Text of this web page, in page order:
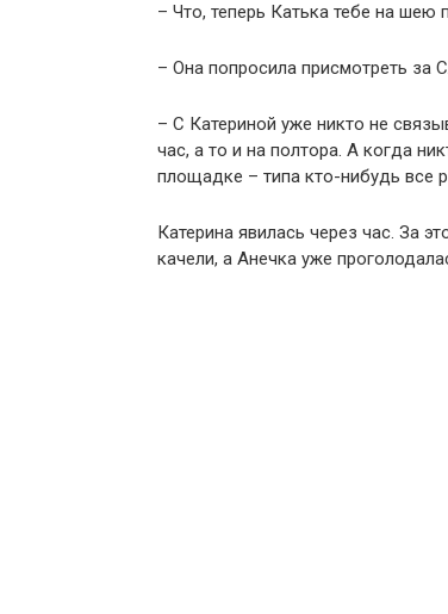
– Что, теперь Катька тебе на
– Она попросила присмотреть за
– С Катериной уже никто не
час, а то и на полтора. А когда
площадке – типа кто-нибудь все
Катерина явилась через час. За
качели, а Анечка уже